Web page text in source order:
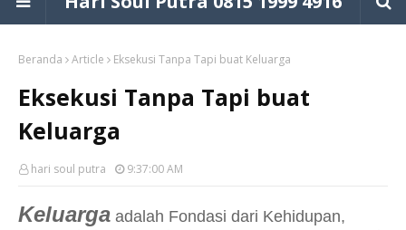
Beranda Article Eksekusi Tanpa Tapi buat Keluarga
Eksekusi Tanpa Tapi buat
Keluarga
hari soul putra 9:37:00 AM
Keluarga adalah Fondasi dari Kehidupan,